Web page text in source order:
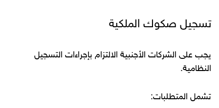
تسجيل صكوك الملكية
يجب على الشركات الأجنبية الالتزام بإجراءات التسجيل
النظامية.
تشمل المتطلبات: